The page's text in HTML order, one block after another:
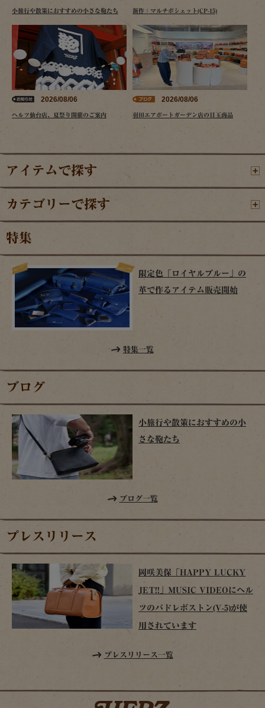
小旅行や散策におすすめの小さな鞄たち 新作：マルチポシェット(CP-15)
2026/08/06
ヘルツ仙台店、夏祭り開催のご案内
2026/08/06
羽田エアポートガーデン店の目玉商品
アイテムで探す
カテゴリーで探す
特集
限定色「ロイヤルブルー」の
革で作るアイテム販売開始
特集一覧
ブログ
小旅行や散策におすすめの小
さな鞄たち
ブログ一覧
プレスリリース
岡咲美保「HAPPY LUCKY
JET!!」MUSIC VIDEOにヘル
ツのパドレボストン(V-5)が使
用されています
プレスリリース一覧